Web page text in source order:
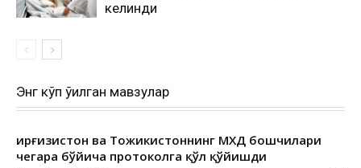
келинди
Энг кўп ўқилган мавзулар
Қирғизистон ва Тожикистоннинг МХДҚ бошчилари
чегара бўйича протоколга қўл қўйишди